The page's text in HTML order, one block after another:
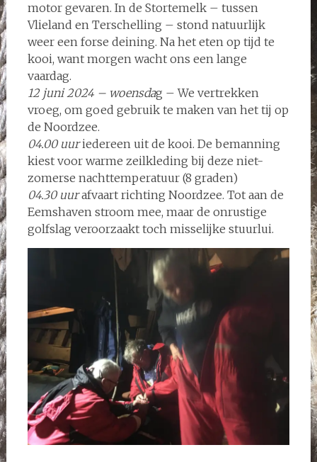
motor gevaren. In de Stortemelk – tussen
Vlieland en Terschelling – stond natuurlijk
weer een forse deining. Na het eten op tijd te
kooi, want morgen wacht ons een lange
vaardag.
12 juni 2024 – woensdag – We vertrekken
vroeg, om goed gebruik te maken van het tij op
de Noordzee.
04.00 uuriedereen uit de kooi. De bemanning
kiest voor warme zeilkleding bij deze niet-
zomerse nachttemperatuur (8 graden)
04.30 uurafvaart richting Noordzee. Tot aan de
Eemshaven stroom mee, maar de onrustige
golfslag veroorzaakt toch misselijke stuurlui.